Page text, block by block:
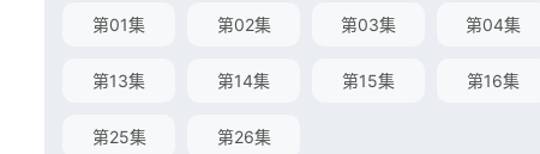
第01集 第02集 第03集 第04集
第13集 第14集 第15集 第16集
第25集 第26集